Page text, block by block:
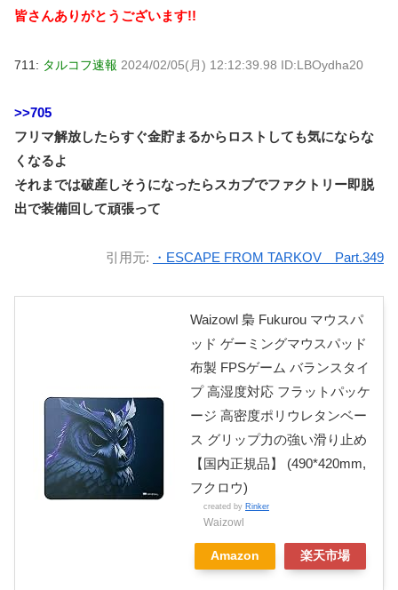
皆さんありがとうございます!!
711: タルコフ速報 2024/02/05(月) 12:12:39.98 ID:LBOydha20
>>705
フリマ解放したらすぐ金貯まるからロストしても気にならな
くなるよ
それまでは破産しそうになったらスカブでファクトリー即脱
出で装備回して頑張って
引用元: ・ESCAPE FROM TARKOV Part.349
Waizowl 梟 Fukurou マウスパ
ッド ゲーミングマウスパッド
布製 FPSゲーム バランスタイ
プ 高湿度対応 フラットパッケ
ージ 高密度ポリウレタンベー
ス グリップ力の強い滑り止め
【国内正規品】 (490*420mm,
フクロウ)
created by Rinker
Waizowl
Amazon 楽天市場